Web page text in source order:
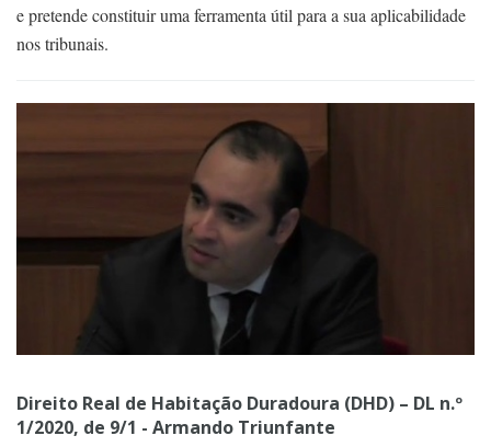
e pretende constituir uma ferramenta útil para a sua aplicabilidade
nos tribunais.
Direito Real de Habitação Duradoura (DHD) – DL n.º
1/2020, de 9/1 - Armando Triunfante